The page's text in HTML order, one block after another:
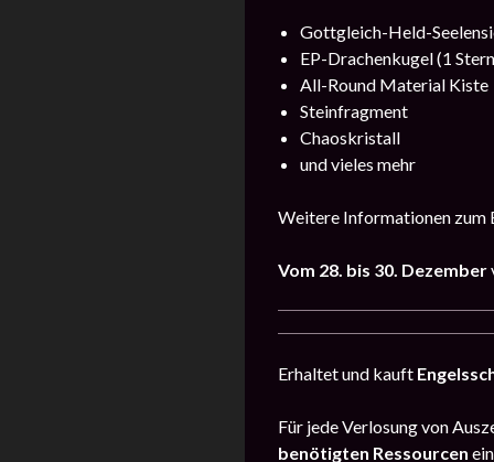
Gottgleich-Held-
EP-Drachenkugel (1
All-Round Material Kiste
Steinfragment
Chaoskristall
und vieles mehr
Weitere Informationen zum
Vom 28. bis 30. Dezember
Erhaltet und kauft
Für jede Verlosung von
benötigten Ressourcen